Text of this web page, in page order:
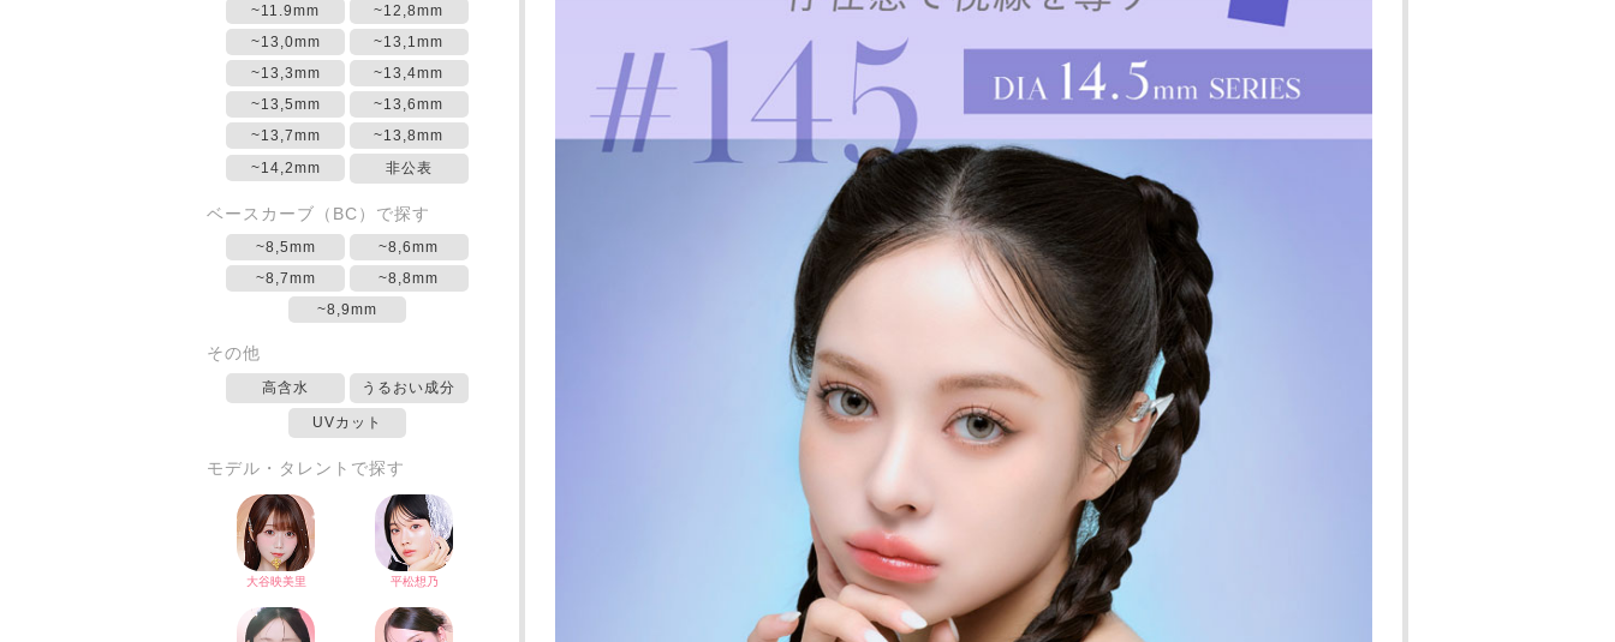
~11.9mm
~12,8mm
~13,0mm
~13,1mm
~13,3mm
~13,4mm
~13,5mm
~13,6mm
~13,7mm
~13,8mm
~14,2mm
非公表
ベースカーブ（BC）で探す
~8,5mm
~8,6mm
~8,7mm
~8,8mm
~8,9mm
その他
高含水 うるおい成分
UVカット
モデル・タレントで探す